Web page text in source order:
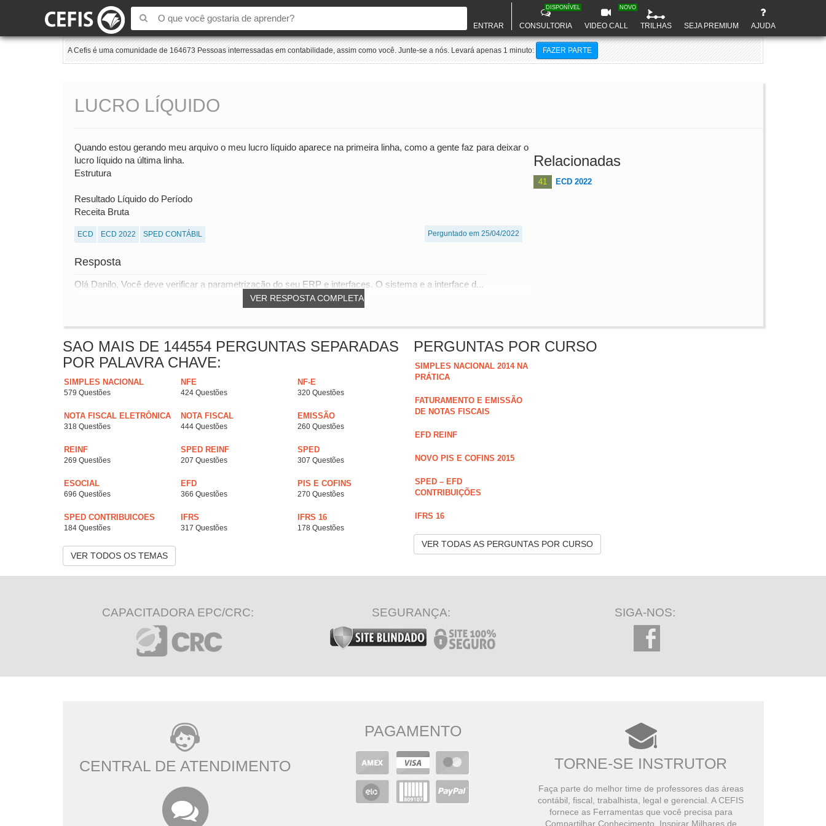
ENTRAR CONSULTORIA
DISPONÍVEL
VIDEO CALL
NOVO
TRILHAS SEJA PREMIUM AJUDA
A Cefis é uma comunidade de 164673 Pessoas interressadas em contabilidade, assim como você. Junte-se a nós. Levará apenas 1 minuto: FAZER PARTE
LUCRO LÍQUIDO
Quando estou gerando meu arquivo o meu lucro líquido aparece na primeira linha, como a gente faz para deixar o
lucro líquido na última linha.
Estrutura
Resultado Líquido do Período
Receita Bruta
ECD ECD 2022 SPED CONTÁBIL Perguntado em 25/04/2022
Resposta
VER RESPOSTA COMPLETA
Olá Danilo, Você deve verificar a parametrização do seu ERP e interfaces. O sistema e a interface d...
Relacionadas
41 ECD 2022
SAO MAIS DE 144554 PERGUNTAS SEPARADAS
POR PALAVRA CHAVE:
SIMPLES NACIONAL
579 Questões
NFE
424 Questões
NF-E
320 Questões
NOTA FISCAL ELETRÔNICA
318 Questões
NOTA FISCAL
444 Questões
EMISSÃO
260 Questões
REINF
269 Questões
SPED REINF
207 Questões
SPED
307 Questões
ESOCIAL
696 Questões
EFD
366 Questões
PIS E COFINS
270 Questões
SPED CONTRIBUICOES
184 Questões
IFRS
317 Questões
IFRS 16
178 Questões
VER TODOS OS TEMAS
PERGUNTAS POR CURSO
SIMPLES NACIONAL 2014 NA
PRÁTICA
FATURAMENTO E EMISSÃO
DE NOTAS FISCAIS
EFD REINF
NOVO PIS E COFINS 2015
SPED – EFD
CONTRIBUIÇÕES
IFRS 16
VER TODAS AS PERGUNTAS POR CURSO
CAPACITADORA EPC/CRC: SEGURANÇA: SIGA-NOS:
CENTRAL DE ATENDIMENTO
PAGAMENTO
TORNE-SE INSTRUTOR
Faça parte do melhor time de professores das áreas
contábil, fiscal, trabalhista, legal e gerencial. A CEFIS
fornece as Ferramentas que você precisa para
Compartilhar Conhecimento, Inspirar Milhares de